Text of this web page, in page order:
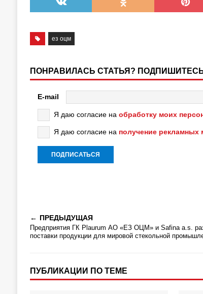
ез оцм
ПОНРАВИЛАСЬ СТАТЬЯ?
E-mail
Я даю согласие на обработку моих
Я даю согласие на получение рекламных
ПРЕДЫДУЩАЯ
Предприятия ГК Plaurum АО «ЕЗ ОЦМ» и Safina a.s.
поставки продукции для мировой стекольной
ПУБЛИКАЦИИ ПО ТЕМЕ